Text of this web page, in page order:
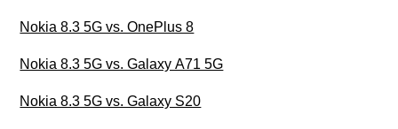
Nokia 8.3 5G vs. OnePlus 8
Nokia 8.3 5G vs. Galaxy A71 5G
Nokia 8.3 5G vs. Galaxy S20